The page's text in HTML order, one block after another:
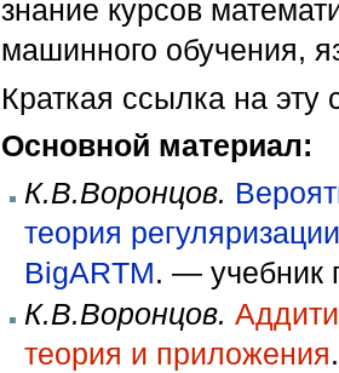
знание курсов
машинного обучения,
Краткая ссылка на эту
Основной материал:
К.В.Воронцов.
теория
BigARTM. — учебник
К.В.Воронцов.
теория и приложения